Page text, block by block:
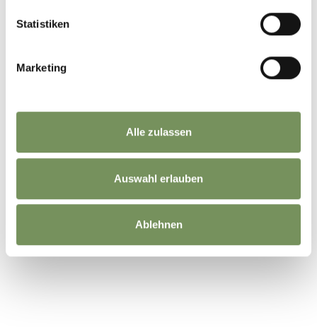
Statistiken
Marketing
Alle zulassen
Auswahl erlauben
Ablehnen
WAR DER INHALT FÜR DICH HILFREICH?